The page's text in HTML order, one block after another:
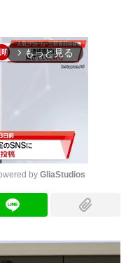
arrow_forward_ios もっと見る
by GliaStudios